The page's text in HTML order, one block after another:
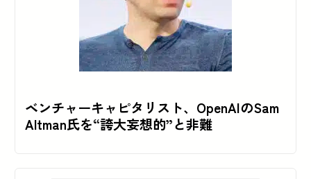
ベンチャーキャピタリスト、OpenAIのSam
Altman氏を“誇大妄想的”と非難